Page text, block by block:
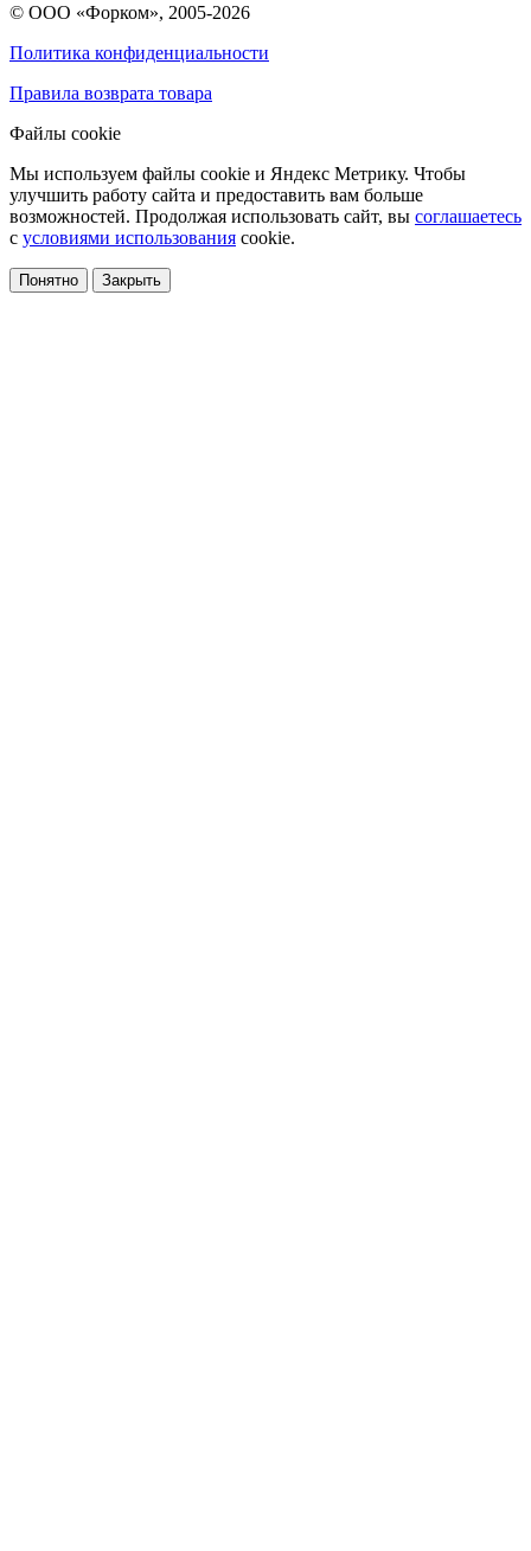
© ООО «Форком», 2005-2026
Политика конфиденциальности
Правила возврата товара
Файлы cookie
Мы используем файлы cookie и Яндекс Метрику. Чтобы
улучшить работу сайта и предоставить вам больше
возможностей. Продолжая использовать сайт, вы соглашаетесь
с условиями использования cookie.
Понятно Закрыть